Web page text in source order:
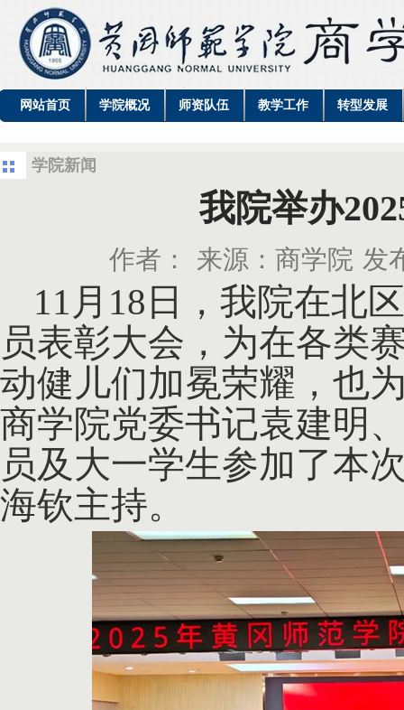
网站首页 学院概况 师资队伍 教学工作 转型发展
学院新闻
我院举办
作者： 来源：商学院 发
11月18日，我院在北
员表彰大会，为在各类
动健儿们加冕荣耀，也
商学院党委书记袁建明
员及大一学生参加了本
海钦主持。